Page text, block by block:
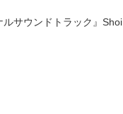
サウンドトラック』Shoi